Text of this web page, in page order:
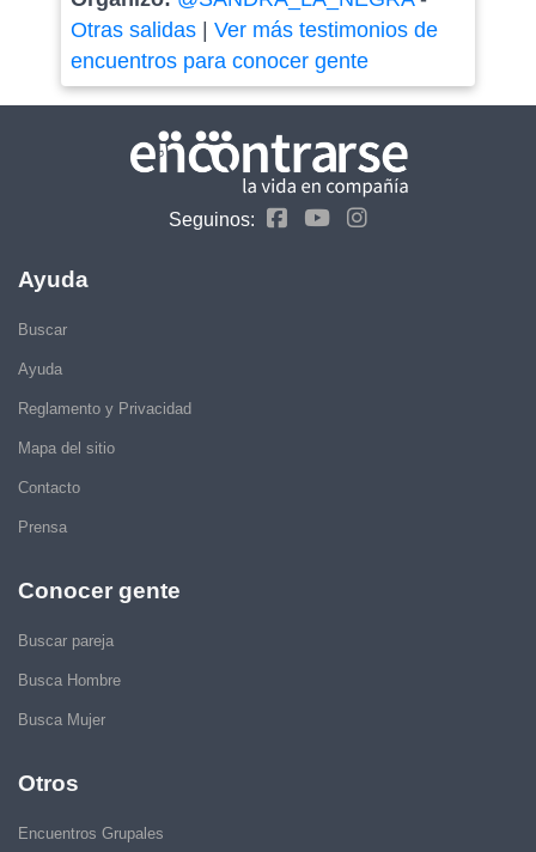
Otras salidas| Ver más testimonios de
encuentros para conocer gente
Seguinos:
Ayuda
Buscar
Ayuda
Reglamento y Privacidad
Mapa del sitio
Contacto
Prensa
Conocer gente
Buscar pareja
Busca Hombre
Busca Mujer
Otros
Encuentros Grupales